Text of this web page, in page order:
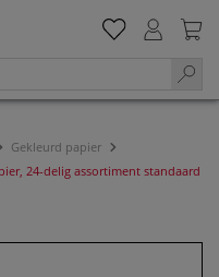
Gekleurd papier
24-delig assortiment standaard